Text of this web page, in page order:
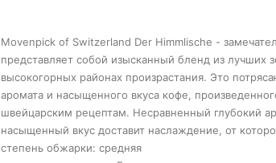
Movenpick of Switzerland Der Himmlische -
представляет собой изысканный бленд из лучших
высокогорных районах произрастания. Это
аромата и насыщенного вкуса кофе,
швейцарским рецептам. Несравненный глубокий
насыщенный вкус доставит наслаждение, от
степень обжарки: средняя